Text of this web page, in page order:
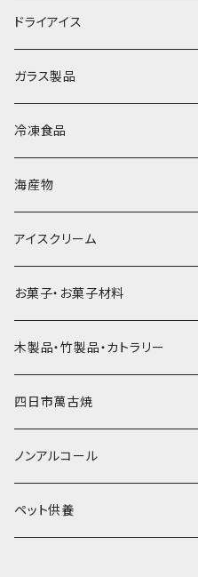
丸氷
直径70mm
直径65mm
角氷
砕氷
氷河の氷
氷アイテム
かき氷シロップ
無果汁1.8Lパック
無果汁1Lパック
無添加瓶シロップ
かき氷機・かき氷器
かき氷カップ
発泡スチロール無地-使い捨て
発泡スチロールプリント柄
かき氷スプーン・スプーンストロー
プラスチック・スプーン
プラスチック・スプーンストロー
コンデンスミルク・練乳・あんこ
かき氷セット
その他かき氷用品
ドライアイス
ドライアイス3ｋｇ
ドライアイス4ｋｇ
ドライアイス5ｋｇ
ドライアイス8ｋｇ
ドライアイス10ｋｇ
ドライアイス15ｋｇ
ドライアイス20ｋｇ
ドライアイス25ｋｇ
ガラス製品
オンザロック・グラス
ビール・グラス
タンブラー
かき氷器
冷凍食品
肉まん・あんまん
パスタ・スパゲッティ
惣菜
海産物
アイスクリーム
お菓子・お菓子材料
木製品・竹製品・カトラリー
四日市萬古焼
土鍋・土釜
一般土鍋
皿・椀・丼・小物
ノンアルコール
ペット供養